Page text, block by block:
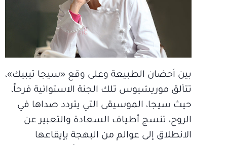
بين أحضان الطبيعة وعلى وقع «سيجا تيبيك»،
تتألق موريشيوس تلك الجنة الاستوائية فرحاً،
حيث سيجا، الموسيقى التي يتردد صداها في
الروح، تنسج أطياف السعادة والتعبير عن
الانطلاق إلى عوالم من البهجة بإيقاعها